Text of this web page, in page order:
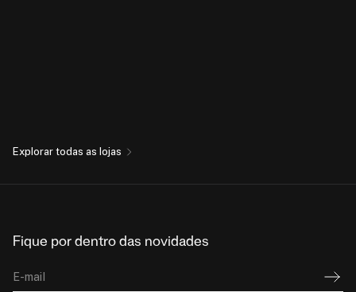
Explorar todas as lojas
Fique por dentro das novidades
E-mail